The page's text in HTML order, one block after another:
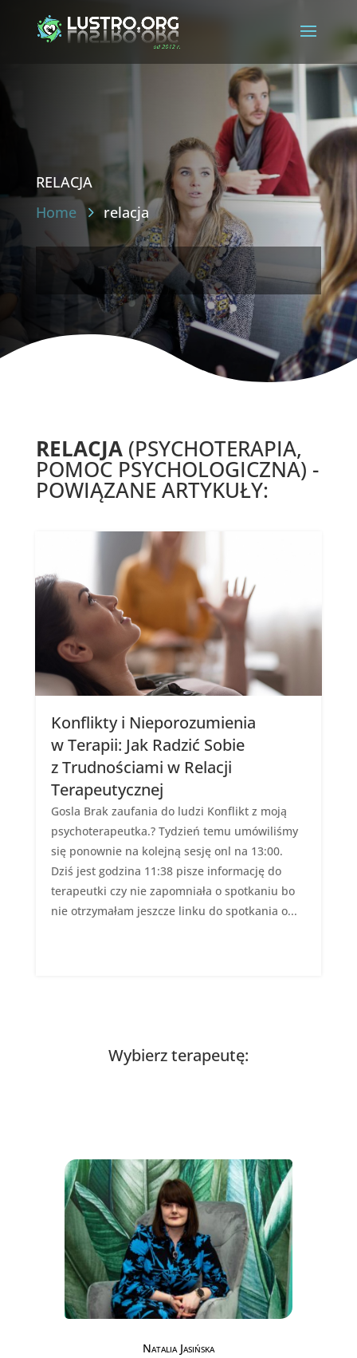
relacja
Home relacja
RELACJA(PSYCHOTERAPIA,
POMOC PSYCHOLOGICZNA) -
POWIĄZANE ARTYKUŁY:
Konflikty i Nieporozumienia
w Terapii: Jak Radzić Sobie
z Trudnościami w Relacji
Terapeutycznej
Gosla Brak zaufania do ludzi Konflikt z moją
psychoterapeutka.? Tydzień temu umówiliśmy
się ponownie na kolejną sesję onl na 13:00.
Dziś jest godzina 11:38 pisze informację do
terapeutki czy nie zapomniała o spotkaniu bo
nie otrzymałam jeszcze linku do spotkania o...
Wybierz terapeutę:
Natalia Jasińska